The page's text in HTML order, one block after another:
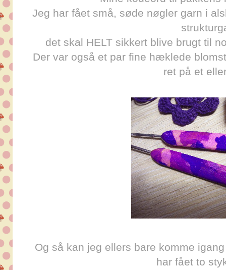
Jeg har fået små, søde nøgler garn i
det skal HELT sikkert blive brugt til
Der var også et par fine hæklede
ret på et
Og så kan jeg ellers bare komme
har fået to